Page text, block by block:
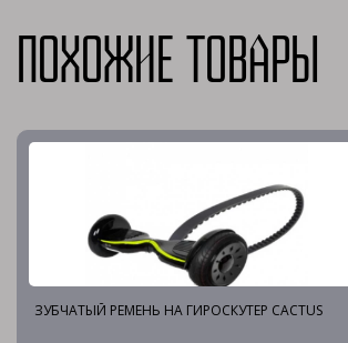
Похожие товары
ЗУБЧАТЫЙ РЕМЕНЬ НА ГИРОСКУТЕР CACTUS